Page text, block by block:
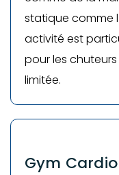
statique comme
activité est
pour les
limitée.
Gym Cardio